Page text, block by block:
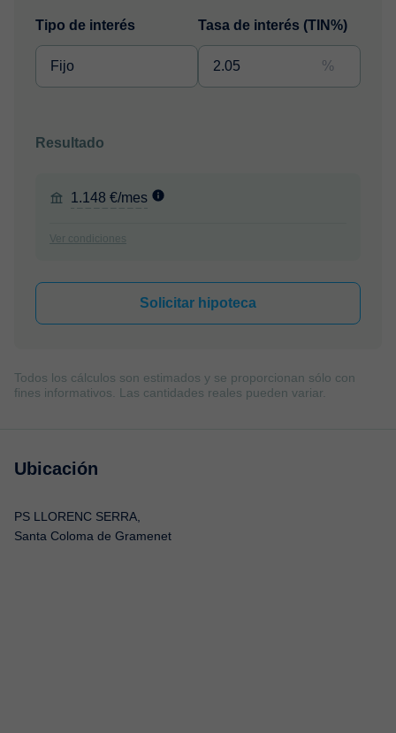
Tipo de interés Tasa de interés (TIN%)
%
Resultado
1.148 €/mes
Ver condiciones
Solicitar hipoteca
Todos los cálculos son estimados y se proporcionan sólo con
fines informativos. Las cantidades reales pueden variar.
Ubicación
PS LLORENC SERRA,
Santa Coloma de Gramenet